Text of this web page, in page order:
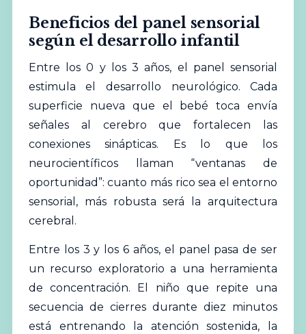
Beneficios del panel sensorial
según el desarrollo infantil
Entre los 0 y los 3 años, el panel sensorial
estimula el desarrollo neurológico. Cada
superficie nueva que el bebé toca envía
señales al cerebro que fortalecen las
conexiones sinápticas. Es lo que los
neurocientíficos llaman “ventanas de
oportunidad”: cuanto más rico sea el entorno
sensorial, más robusta será la arquitectura
cerebral.
Entre los 3 y los 6 años, el panel pasa de ser
un recurso exploratorio a una herramienta
de concentración. El niño que repite una
secuencia de cierres durante diez minutos
está entrenando la atención sostenida, la